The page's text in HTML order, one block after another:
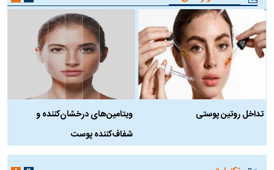
تداخل روتین پوستی
ویتامین‌های درخشان‌کننده و
شفاف‌کننده پوست